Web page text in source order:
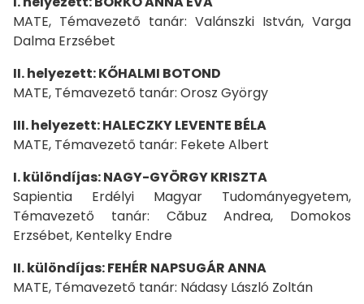
MATE, Témavezető tanár: Valánszki István, Varga
Dalma Erzsébet
II. helyezett: KŐHALMI BOTOND
MATE, Témavezető tanár: Orosz György
III. helyezett: HALECZKY LEVENTE BÉLA
MATE, Témavezető tanár: Fekete Albert
I. különdíjas: NAGY-GYÖRGY KRISZTA
Sapientia Erdélyi Magyar Tudományegyetem,
Témavezető tanár: Căbuz Andrea, Domokos
Erzsébet, Kentelky Endre
II. különdíjas: FEHÉR NAPSUGÁR ANNA
MATE, Témavezető tanár: Nádasy László Zoltán